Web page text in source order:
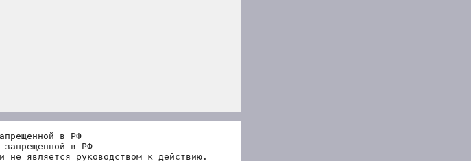
в РФ
в РФ
является руководством к действию.